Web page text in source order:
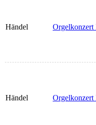
Händel
Händel